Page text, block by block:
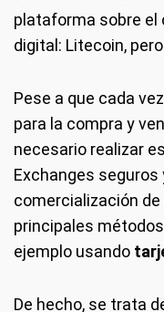
plataforma sobre el
digital: Litecoin,
Pese a que cada
para la compra y
necesario realizar
Exchanges
comercialización
principales
ejemplo usando
De hecho, se trata